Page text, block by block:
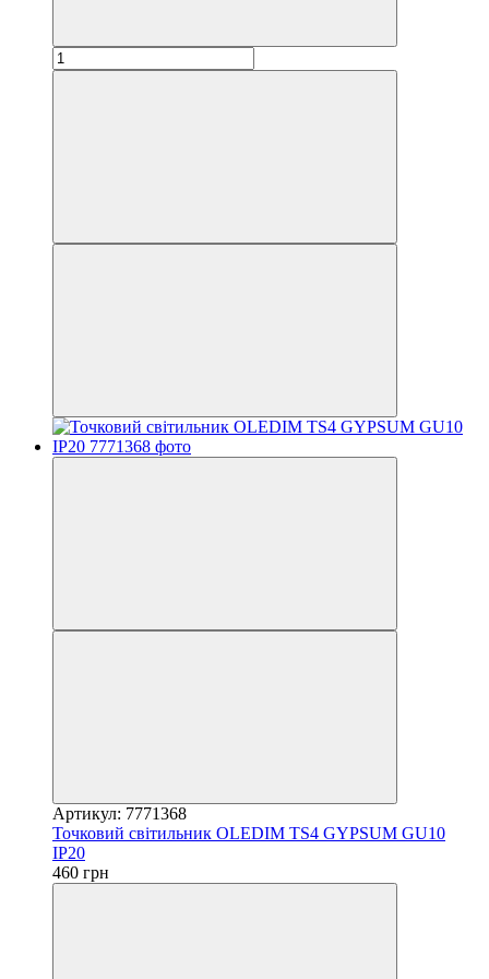
Артикул: 7771368
Точковий світильник OLEDIM TS4 GYPSUM GU10
IP20
460 грн